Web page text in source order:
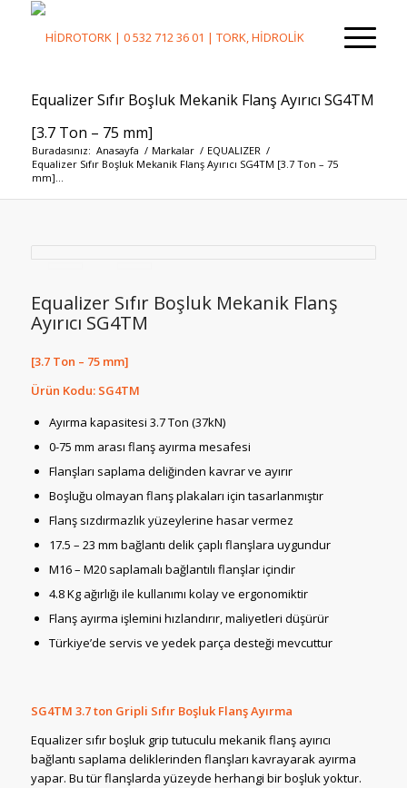
Equalizer Sıfır Boşluk Mekanik Flanş Ayırıcı SG4TM
[3.7 Ton – 75 mm]
Buradasınız: Anasayfa / Markalar / EQUALIZER /
Equalizer Sıfır Boşluk Mekanik Flanş Ayırıcı SG4TM [3.7 Ton – 75
mm]...
Equalizer Sıfır Boşluk Mekanik Flanş
Ayırıcı SG4TM
[3.7 Ton – 75 mm]
Ürün Kodu: SG4TM
Ayırma kapasitesi 3.7 Ton (37kN)
0-75 mm arası flanş ayırma mesafesi
Flanşları saplama deliğinden kavrar ve ayırır
Boşluğu olmayan flanş plakaları için tasarlanmıştır
Flanş sızdırmazlık yüzeylerine hasar vermez
17.5 – 23 mm bağlantı delik çaplı flanşlara uygundur
M16 – M20 saplamalı bağlantılı flanşlar içindir
4.8 Kg ağırlığı ile kullanımı kolay ve ergonomiktir
Flanş ayırma işlemini hızlandırır, maliyetleri düşürür
Türkiye’de servis ve yedek parça desteği mevcuttur
SG4TM 3.7 ton Gripli Sıfır Boşluk Flanş Ayırma
Equalizer sıfır boşluk grip tutuculu mekanik flanş ayırıcı
bağlantı saplama deliklerinden flanşları kavrayarak ayırma
yapar. Bu tür flanşlarda yüzeyde herhangi bir boşluk yoktur.